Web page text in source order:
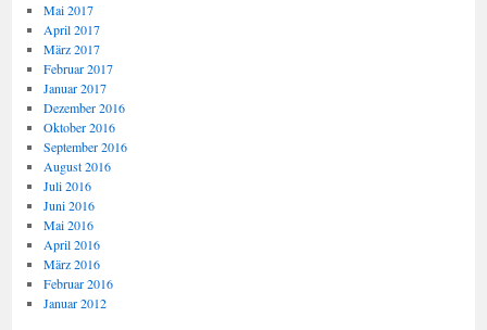
Mai 2017
April 2017
März 2017
Februar 2017
Januar 2017
Dezember 2016
Oktober 2016
September 2016
August 2016
Juli 2016
Juni 2016
Mai 2016
April 2016
März 2016
Februar 2016
Januar 2012